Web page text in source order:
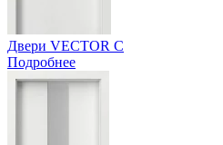
Двери VECTOR C
Подробнее